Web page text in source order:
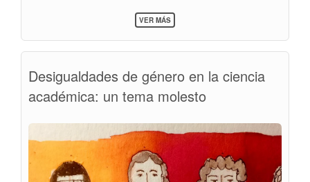
VER MÁSSOBRE
CURSO
AUTOGESTIÓN"
Desigualdades de género en la ciencia
académica: un tema molesto